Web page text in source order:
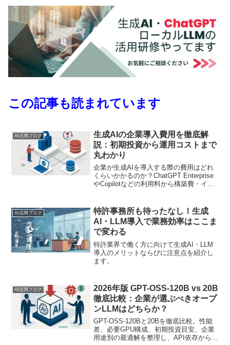
この記事も読まれています
AI活用ブログ
生成AIの企業導入費用を徹底解
説：初期投資から運用コストまで
丸わかり
企業が生成AIを導入する際の費用はどれ
くらいかかるのか？ChatGPT Enterprise
やCopilotなどの利用料から構築費・イン
も整理します。
AI活用ブログ
特許事務所も待ったなし！生成
AI・LLM導入で業務効率はここま
で変わる
特許業界で働く方に向けて生成AI・LLM
導入のメリットならびに注意点を紹介し
ます。
AI活用ブログ
2026年版 GPT-OSS-120B vs 20B
徹底比較：企業が選ぶべきオープ
ンLLMはどちらか？
GPT-OSS-120Bと20Bを徹底比較。性能
差、必要GPU構成、初期投資目安、企業
用途別の最適解を整理し、API依存から脱